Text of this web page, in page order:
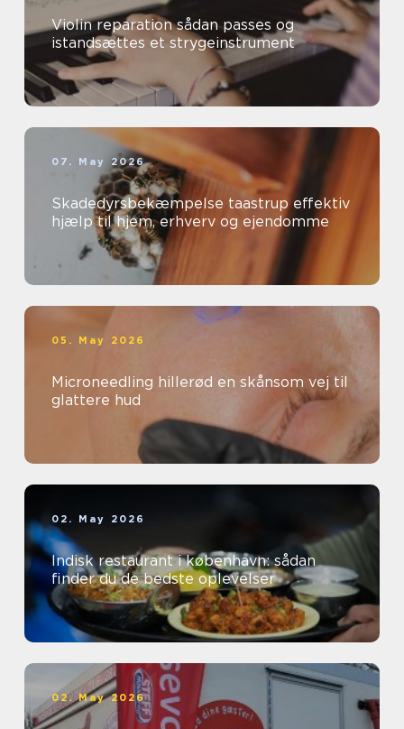
Violin reparation sådan passes og
istandsættes et strygeinstrument
07. May 2026
Skadedyrsbekæmpelse taastrup effektiv
hjælp til hjem, erhverv og ejendomme
05. May 2026
Microneedling hillerød en skånsom vej til
glattere hud
02. May 2026
Indisk restaurant i københavn: sådan
finder du de bedste oplevelser
02. May 2026